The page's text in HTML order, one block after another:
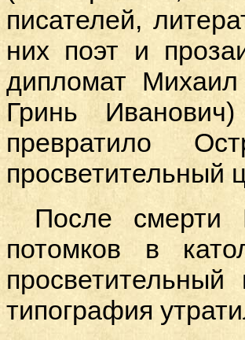
писателей,
них поэт и
дипломат
Гринь
превратило
просветительный
После смерти
потомков в
типография